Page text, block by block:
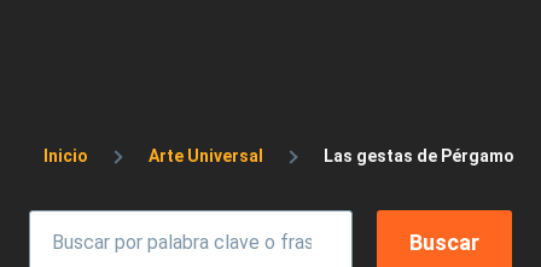
Sobrescribir enlaces de ayuda a la
Inicio Arte Universal Las gestas de Pérgamo